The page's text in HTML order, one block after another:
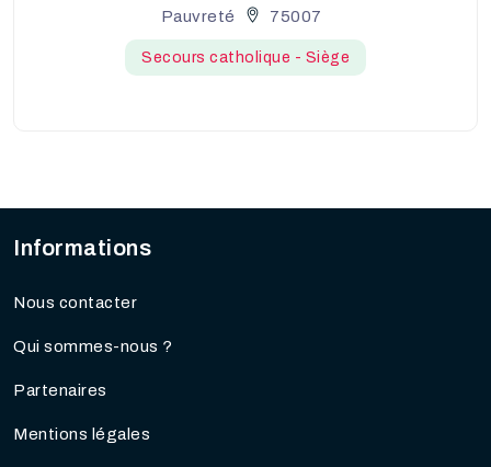
Pauvreté
75007
Secours catholique - Siège
Informations
Nous contacter
Qui sommes-nous ?
Partenaires
Mentions légales